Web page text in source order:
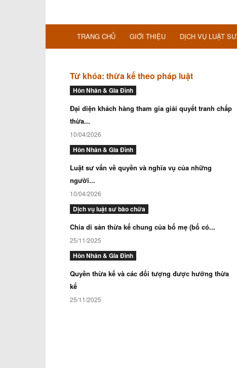
TRANG CHỦ GIỚI THIỆU DỊCH VỤ LUẬT SƯ
Từ khóa: thừa kế theo pháp luật
Hôn Nhân & Gia Đình
Đại diện khách hàng tham gia giải quyết tranh chấp
thừa...
10/04/2026
Hôn Nhân & Gia Đình
Luật sư vấn về quyền và nghĩa vụ của những
người...
10/04/2026
Dịch vụ luật sư bào chữa
Chia di sản thừa kế chung của bố mẹ (bố có...
25/11/2025
Hôn Nhân & Gia Đình
Quyền thừa kế và các đối tượng được hưởng thừa
kế
25/11/2025